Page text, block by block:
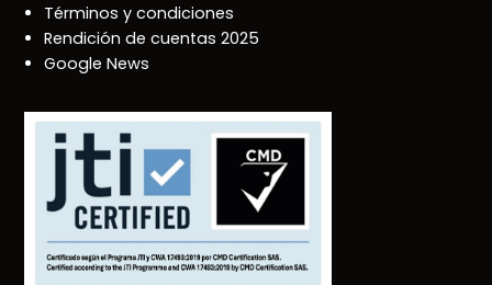
Términos y condiciones
Rendición de cuentas 2025
Google News